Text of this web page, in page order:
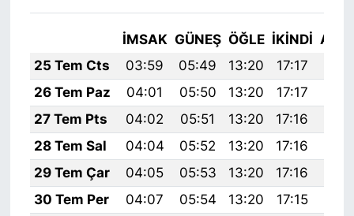
İMSAK GÜNEŞ ÖĞLE İKINDI
25 Tem Cts
03:59 05:49 13:20 17:17
26 Tem Paz
04:01 05:50 13:20 17:17
27 Tem Pts
04:02 05:51 13:20 17:16
28 Tem Sal
04:04 05:52 13:20 17:16
29 Tem Çar
04:05 05:53 13:20 17:16
30 Tem Per
04:07 05:54 13:20 17:15